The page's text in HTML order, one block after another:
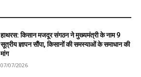
हाथरस: किसान मजदूर संगठन ने मुख्यमंत्री के नाम 9
सूत्रीय ज्ञापन सौंपा, किसानों की समस्याओं के समाधान की
मांग
07/07/2026